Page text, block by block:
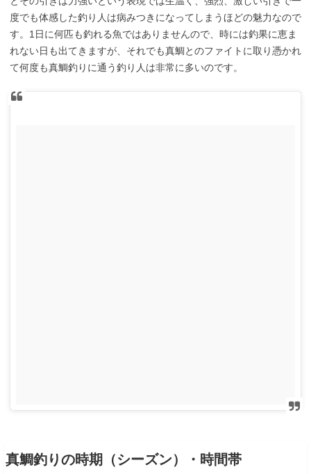
度でも体感した釣り人は病みつきになってしまうほどの魅力なので
す。1日に何匹も釣れる魚ではありませんので、時には釣果に恵ま
れない日も出てきますが、それでも真鯛とのファイトに取り憑かれ
て何度も真鯛釣りに通う釣り人は非常に多いのです。
真鯛釣りの時期（シーズン）・時間帯